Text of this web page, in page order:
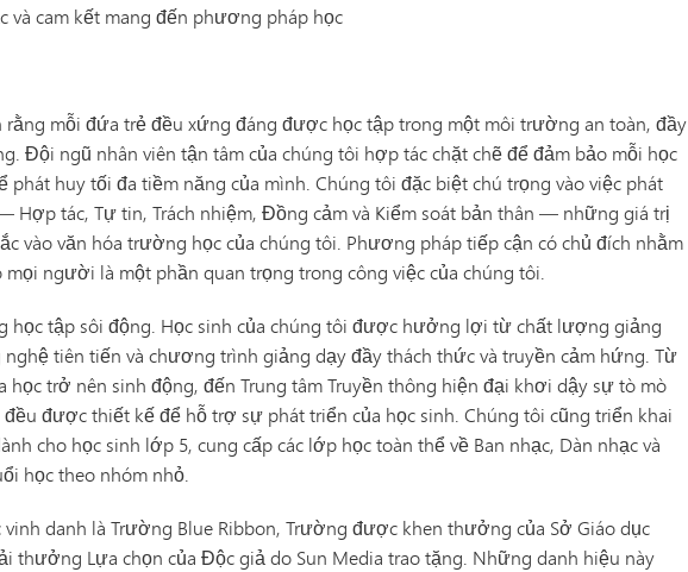
và cam kết mang đến phương pháp học
rằng mỗi đứa trẻ đều xứng đáng được học tập trong một môi trường an toàn, đầy
Đội ngũ nhân viên tận tâm của chúng tôi hợp tác chặt chẽ để đảm bảo mỗi học
huy tối đa tiềm năng của mình. Chúng tôi đặc biệt chú trọng vào việc phát
Hợp tác, Tự tin, Trách nhiệm, Đồng cảm và Kiểm soát bản thân — những giá trị
vào văn hóa trường học của chúng tôi. Phương pháp tiếp cận có chủ đích nhằm
mọi người là một phần quan trọng trong công việc của chúng tôi.
học tập sôi động. Học sinh của chúng tôi được hưởng lợi từ chất lượng giảng
tiên tiến và chương trình giảng dạy đầy thách thức và truyền cảm hứng. Từ
học trở nên sinh động, đến Trung tâm Truyền thông hiện đại khơi dậy sự tò mò
được thiết kế để hỗ trợ sự phát triển của học sinh. Chúng tôi cũng triển khai
cho học sinh lớp 5, cung cấp các lớp học toàn thể về Ban nhạc, Dàn nhạc và
học theo nhóm nhỏ.
danh là Trường Blue Ribbon, Trường được khen thưởng của Sở Giáo dục
thưởng Lựa chọn của Độc giả do Sun Media trao tặng. Những danh hiệu này